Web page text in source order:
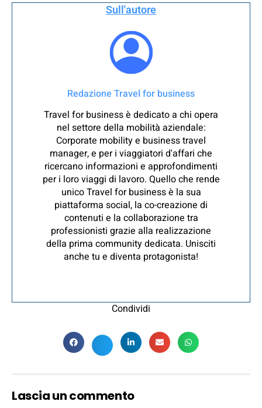
Sull'autore
Redazione Travel for business
Travel for business è dedicato a chi opera
nel settore della mobilità aziendale:
Corporate mobility e business travel
manager, e per i viaggiatori d'affari che
ricercano informazioni e approfondimenti
per i loro viaggi di lavoro. Quello che rende
unico Travel for business è la sua
piattaforma social, la co-creazione di
contenuti e la collaborazione tra
professionisti grazie alla realizzazione
della prima community dedicata. Unisciti
anche tu e diventa protagonista!
Condividi
Lascia un commento